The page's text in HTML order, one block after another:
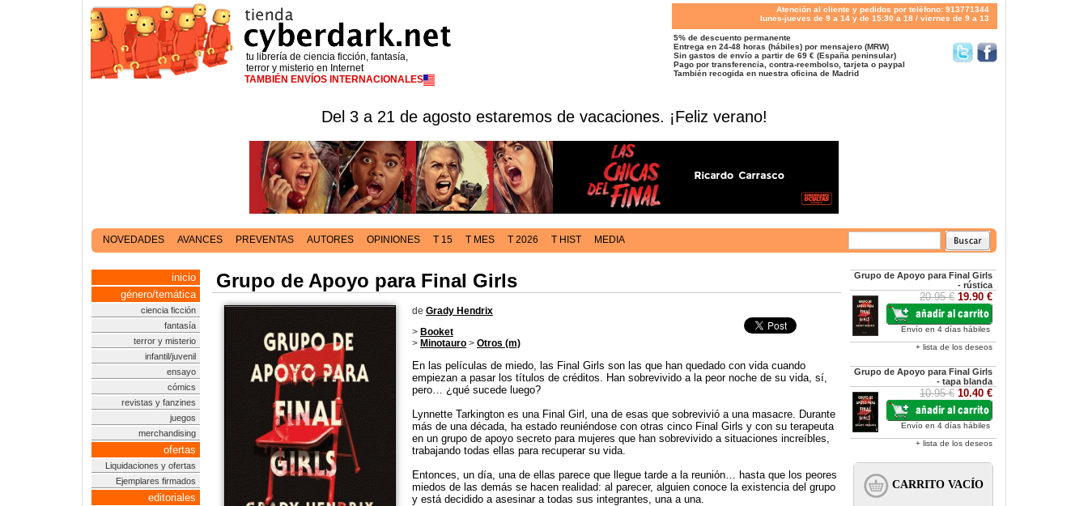
tu librería de ciencia ficción, fantasía,
terror y misterio en Internet
TAMBIÉN ENVÍOS INTERNACIONALES
Atención al cliente y pedidos por teléfono: 913771344
lunes-jueves de 9 a 14 y de 15:30 a 18 / viernes de 9 a 13
5% de descuento permanente
Entrega en 24-48 horas (hábiles) por mensajero (MRW)
Sin gastos de envío a partir de 69 € (España peninsular)
Pago por transferencia, contra-reembolso, tarjeta o paypal
También recogida en nuestra oficina de Madrid
Del 3 a 21 de agosto estaremos de vacaciones. ¡Feliz verano!
NOVEDADES AVANCES PREVENTAS AUTORES OPINIONES T 15 T MES T 2026 T HIST MEDIA
inicio
género/temática
ciencia ficción
fantasía
terror y misterio
infantil/juvenil
ensayo
cómics
revistas y fanzines
juegos
merchandising
ofertas
Liquidaciones y ofertas
Ejemplares firmados
editoriales
Grupo de Apoyo para Final Girls
de Grady Hendrix
> Booket
> Minotauro > Otros (m)
En las películas de miedo, las Final Girls son las que han quedado con vida cuando
empiezan a pasar los títulos de créditos. Han sobrevivido a la peor noche de su vida, sí,
pero… ¿qué sucede luego?
Lynnette Tarkington es una Final Girl, una de esas que sobrevivió a una masacre. Durante
más de una década, ha estado reuniéndose con otras cinco Final Girls y con su terapeuta
en un grupo de apoyo secreto para mujeres que han sobrevivido a situaciones increíbles,
trabajando todas ellas para recuperar su vida.
Entonces, un día, una de ellas parece que llegue tarde a la reunión… hasta que los peores
miedos de las demás se hacen realidad: al parecer, alguien conoce la existencia del grupo
y está decidido a asesinar a todas sus integrantes, una a una.
Grupo de Apoyo para Final Girls
- rústica
20.95 € 19.90 €
Envío en 4 días hábiles
+ lista de los deseos
Grupo de Apoyo para Final Girls
- tapa blanda
10.95 € 10.40 €
Envío en 4 días hábiles
+ lista de los deseos